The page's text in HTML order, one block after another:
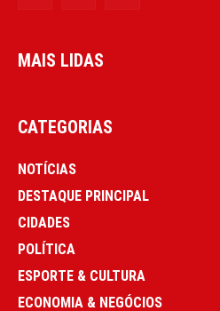
MAIS LIDAS
CATEGORIAS
NOTÍCIAS
DESTAQUE PRINCIPAL
CIDADES
POLÍTICA
ESPORTE & CULTURA
ECONOMIA & NEGÓCIOS